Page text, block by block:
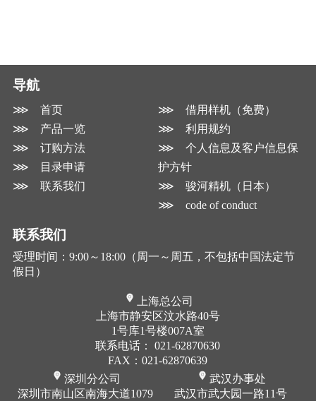
导航
⋙ 首页
⋙ 产品一览
⋙ 订购方法
⋙ 目录申请
⋙ 联系我们
⋙ 借用样机（免费）
⋙ 利用规约
⋙ 个人信息及客户信息保
护方针
⋙ 骏河精机（日本）
⋙ code of conduct
联系我们
受理时间：9:00～18:00（周一～周五，不包括中国法定节
假日）
上海总公司
上海市静安区汶水路40号
1号库1号楼007A室
联系电话：021-62870630
FAX：021-62870639
深圳分公司
深圳市南山区南海大道1079
武汉办事处
武汉市武大园一路11号